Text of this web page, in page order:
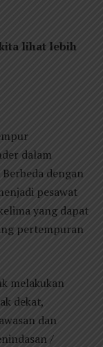
lihat lebih
dalam
dengan
pesawat
yang dapat
pertempuran
melakukan
dekat,
dan
/